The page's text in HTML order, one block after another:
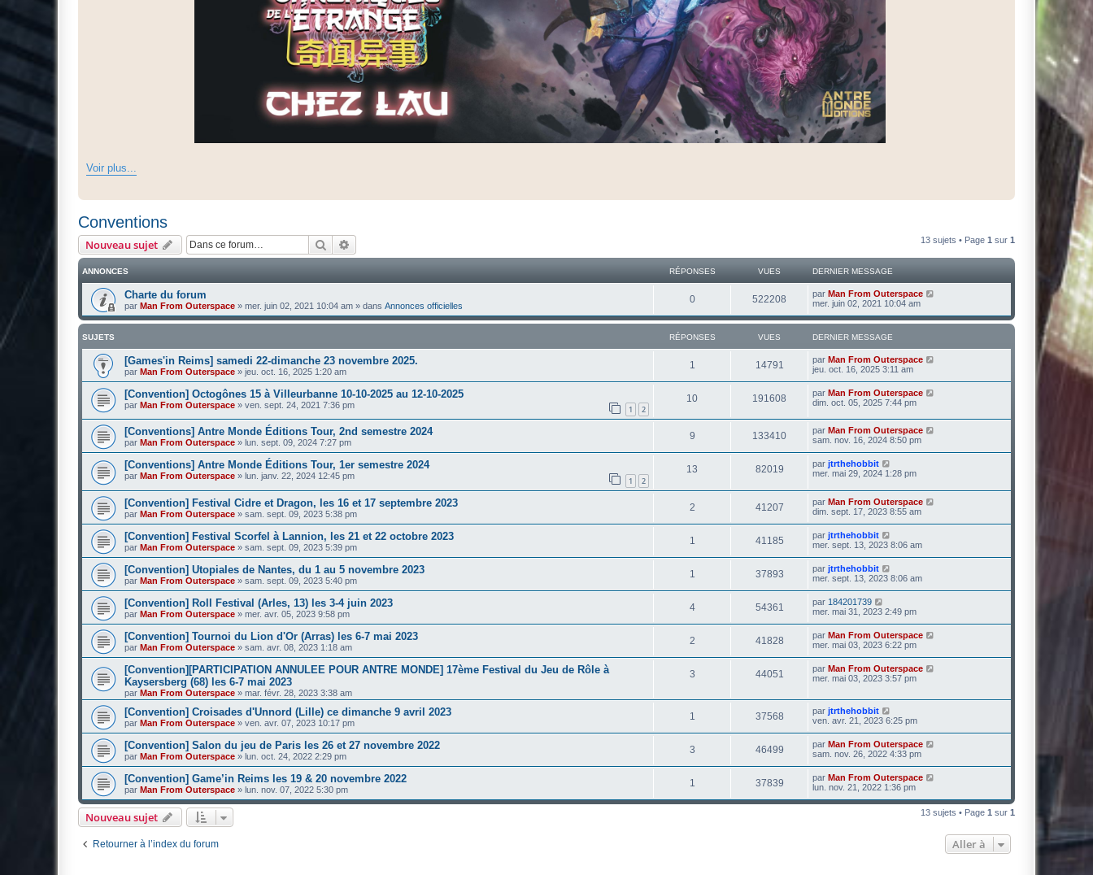
Voir plus...
Conventions
Nouveau sujet Rechercher 13 sujets • Page 1 sur 1
ANNONCES RÉPONSES VUES DERNIER MESSAGE
Charte du forum
par Man From Outerspace » mer. juin 02, 2021 10:04 am » dans Annonces officielles
0 522208 par Man From Outerspace
mer. juin 02, 2021 10:04 am
SUJETS RÉPONSES VUES DERNIER MESSAGE
[Games'in Reims] samedi 22-dimanche 23 novembre 2025.
par Man From Outerspace » jeu. oct. 16, 2025 1:20 am
1 14791 par Man From Outerspace
jeu. oct. 16, 2025 3:11 am
[Convention] Octogônes 15 à Villeurbanne 10-10-2025 au 12-10-2025
par Man From Outerspace » ven. sept. 24, 2021 7:36 pm 1 2
10 191608 par Man From Outerspace
dim. oct. 05, 2025 7:44 pm
[Conventions] Antre Monde Éditions Tour, 2nd semestre 2024
par Man From Outerspace » lun. sept. 09, 2024 7:27 pm
9 133410 par Man From Outerspace
sam. nov. 16, 2024 8:50 pm
[Conventions] Antre Monde Éditions Tour, 1er semestre 2024
par Man From Outerspace » lun. janv. 22, 2024 12:45 pm 1 2
13 82019 par jtrthehobbit
mer. mai 29, 2024 1:28 pm
[Convention] Festival Cidre et Dragon, les 16 et 17 septembre 2023
par Man From Outerspace » sam. sept. 09, 2023 5:38 pm
2 41207 par Man From Outerspace
dim. sept. 17, 2023 8:55 am
[Convention] Festival Scorfel à Lannion, les 21 et 22 octobre 2023
par Man From Outerspace » sam. sept. 09, 2023 5:39 pm
1 41185 par jtrthehobbit
mer. sept. 13, 2023 8:06 am
[Convention] Utopiales de Nantes, du 1 au 5 novembre 2023
par Man From Outerspace » sam. sept. 09, 2023 5:40 pm
1 37893 par jtrthehobbit
mer. sept. 13, 2023 8:06 am
[Convention] Roll Festival (Arles, 13) les 3-4 juin 2023
par Man From Outerspace » mer. avr. 05, 2023 9:58 pm
4 54361 par 184201739
mer. mai 31, 2023 2:49 pm
[Convention] Tournoi du Lion d'Or (Arras) les 6-7 mai 2023
par Man From Outerspace » sam. avr. 08, 2023 1:18 am
2 41828 par Man From Outerspace
mer. mai 03, 2023 6:22 pm
[Convention][PARTICIPATION ANNULEE POUR ANTRE MONDE] 17ème Festival du Jeu de Rôle à
Kaysersberg (68) les 6-7 mai 2023
par Man From Outerspace » mar. févr. 28, 2023 3:38 am
3 44051 par Man From Outerspace
mer. mai 03, 2023 3:57 pm
[Convention] Croisades d'Unnord (Lille) ce dimanche 9 avril 2023
par Man From Outerspace » ven. avr. 07, 2023 10:17 pm
1 37568 par jtrthehobbit
ven. avr. 21, 2023 6:25 pm
[Convention] Salon du jeu de Paris les 26 et 27 novembre 2022
par Man From Outerspace » lun. oct. 24, 2022 2:29 pm
3 46499 par Man From Outerspace
sam. nov. 26, 2022 4:33 pm
[Convention] Game’in Reims les 19 & 20 novembre 2022
par Man From Outerspace » lun. nov. 07, 2022 5:30 pm
1 37839 par Man From Outerspace
lun. nov. 21, 2022 1:36 pm
Nouveau sujet 13 sujets • Page 1 sur 1
Retourner à l’index du forum Aller à